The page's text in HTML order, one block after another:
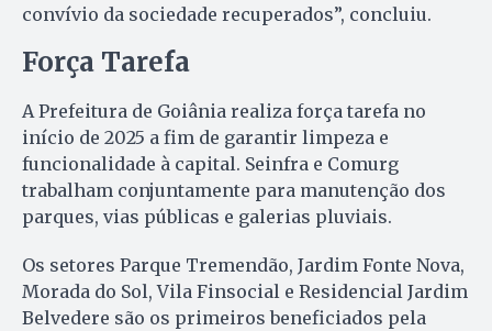
convívio da sociedade recuperados”, concluiu.
Força Tarefa
A Prefeitura de Goiânia realiza força tarefa no
início de 2025 a fim de garantir limpeza e
funcionalidade à capital. Seinfra e Comurg
trabalham conjuntamente para manutenção dos
parques, vias públicas e galerias pluviais.
Os setores Parque Tremendão, Jardim Fonte Nova,
Morada do Sol, Vila Finsocial e Residencial Jardim
Belvedere são os primeiros beneficiados pela